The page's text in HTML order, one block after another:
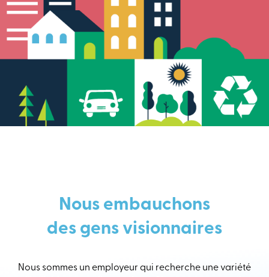
Nous embauchons
des gens visionnaires
Nous sommes un employeur qui recherche une variété